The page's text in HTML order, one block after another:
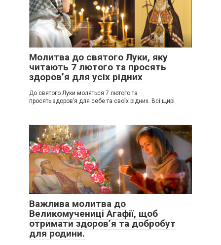
Молитва до святого Луки, яку
читають 7 лютого та просять
здоров’я для усіх рідних
До святого Луки моляться 7 лютого та
просять здоров’я для себе та своїх рідних. Всі щирі
Важлива молитва до
Великомучениці Агафії, щоб
отримати здоров’я та добробут
для родини.